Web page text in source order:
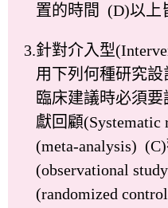
置的時間 (D)以上
3.針對介入型
用下列何種研究
臨床建議時必須
獻回顧
(meta-analysis)
(observational
(randomized